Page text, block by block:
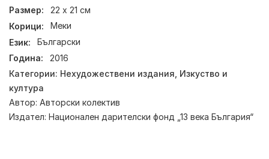
Размер:
22 x 21 см
Корици:
Меки
Език:
Български
Година:
2016
Категории: Нехудожествени издания Изкуство и
култура
Автор: Авторски колектив
Издател: Национален дарителски фонд „13 века България“